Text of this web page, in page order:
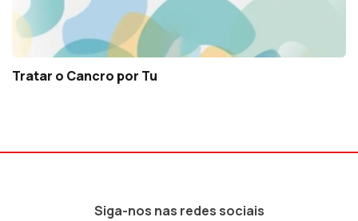
Tratar o Cancro por Tu
Siga-nos nas redes sociais